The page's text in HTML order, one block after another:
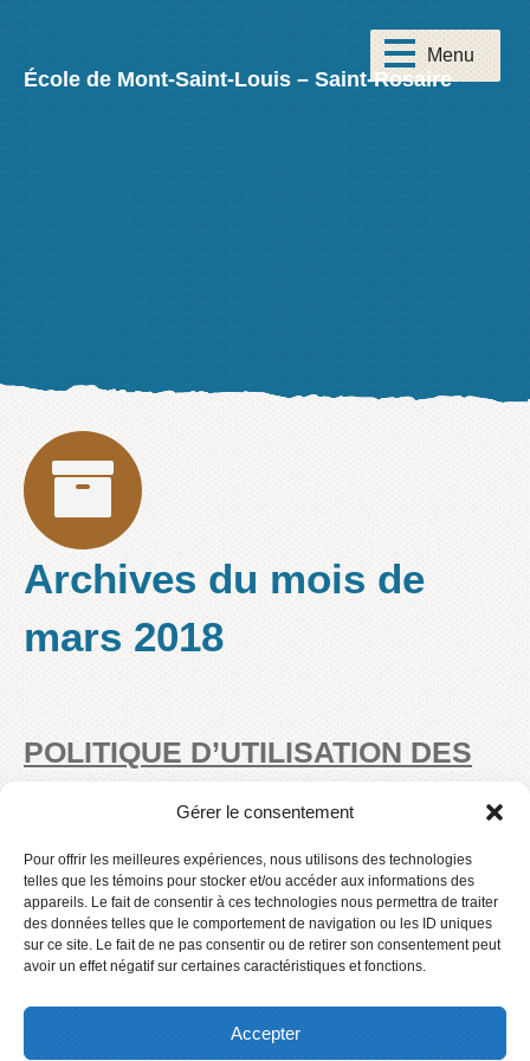
Gérer le consentement
Pour offrir les meilleures expériences, nous utilisons des technologies
telles que les témoins pour stocker et/ou accéder aux informations des
appareils. Le fait de consentir à ces technologies nous permettra de traiter
des données telles que le comportement de navigation ou les ID uniques
sur ce site. Le fait de ne pas consentir ou de retirer son consentement peut
avoir un effet négatif sur certaines caractéristiques et fonctions.
Accepter
École de Mont-Saint-Louis – Saint-Rosaire
Archives du mois de
mars 2018
POLITIQUE D’UTILISATION DES
MÉDIAS SOCIAUX
Dépliant à l’intention des élèves et des parents-vf